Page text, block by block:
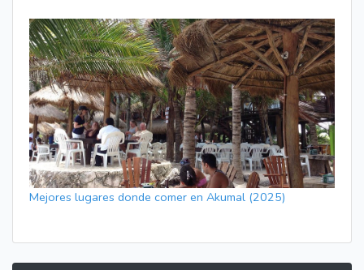
Mejores lugares donde comer en Akumal (2025)